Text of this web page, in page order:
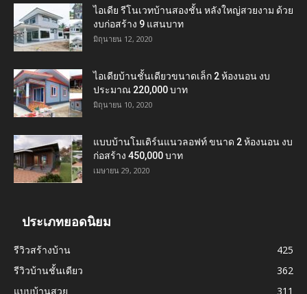
ไอเดีย รีโนเวทบ้านสองชั้น หลังใหญ่สวยงาม ด้วย
งบก่อสร้าง 9 แสนบาท
มิถุนายน 12, 2020
ไอเดียบ้านชั้นเดียวขนาดเล็ก 2 ห้องนอน งบ
ประมาณ 220,000 บาท
มิถุนายน 10, 2020
แบบบ้านโมเดิร์นแนวลอฟท์ ขนาด 2 ห้องนอน งบ
ก่อสร้าง 450,000 บาท
เมษายน 29, 2020
ประเภทยอดนิยม
รีวิวสร้างบ้าน
425
รีวิวบ้านชั้นเดียว
362
แบบบ้านสวย
311